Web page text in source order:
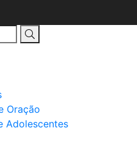
Oração
Adolescentes